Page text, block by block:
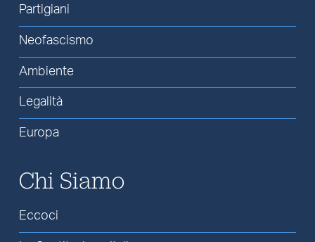
Partigiani
Neofascismo
Ambiente
Legalità
Europa
Chi Siamo
Eccoci